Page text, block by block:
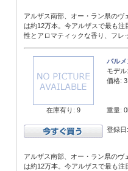
アルザス南部、オー・ラン県の
は約12万本。今アルザスで最も
性とアロマティックな香り、フレ
在庫有り: 9
バル
モデル:
価格:
重量:
登録
アルザス南部、オー・ラン県の
は約12万本。今アルザスで最も